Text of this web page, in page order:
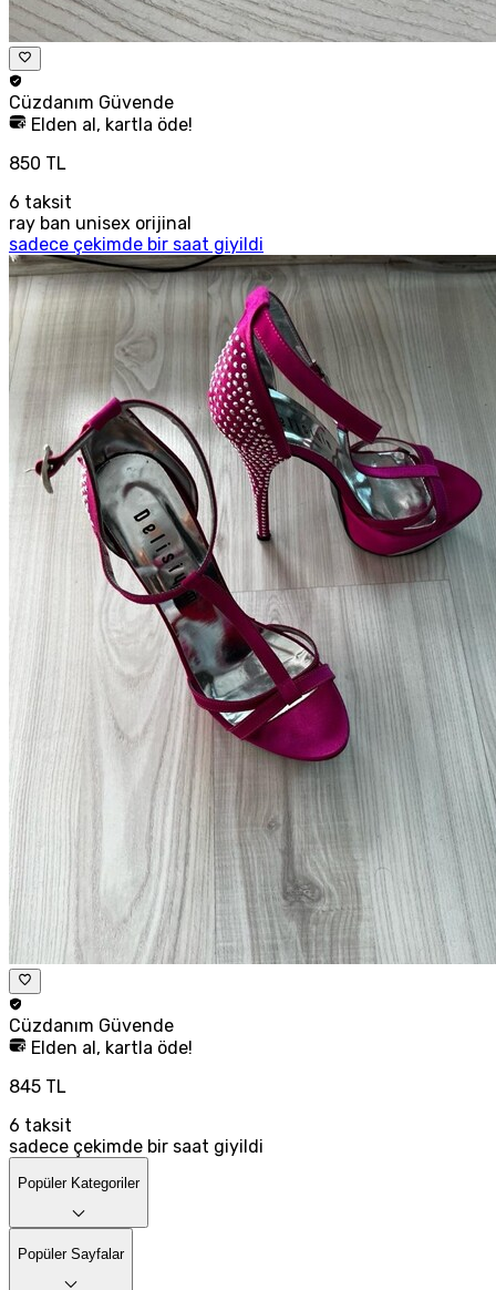
Cüzdanım Güvende
Elden al, kartla öde!
850 TL
6 taksit
ray ban unisex orijinal
sadece çekimde bir saat giyildi
Cüzdanım Güvende
Elden al, kartla öde!
845 TL
6 taksit
sadece çekimde bir saat giyildi
Popüler Kategoriler
Popüler Sayfalar